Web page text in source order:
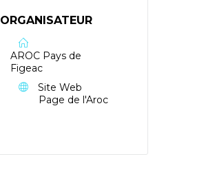
ORGANISATEUR
AROC Pays de
Figeac
Site Web
Page de l'Aroc